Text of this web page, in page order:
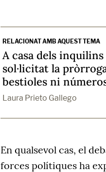
RELACIONAT AMB AQUEST TEMA
A casa dels
sol·licitat la
bestioles ni
Laura Prieto Gallego
En qualsevol cas, el
forces polítiques ha